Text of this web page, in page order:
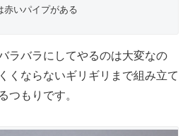
赤いパイプがある
ラバラにしてやるのは大変なの
くならないギリギリまで組み立て
つもりです。